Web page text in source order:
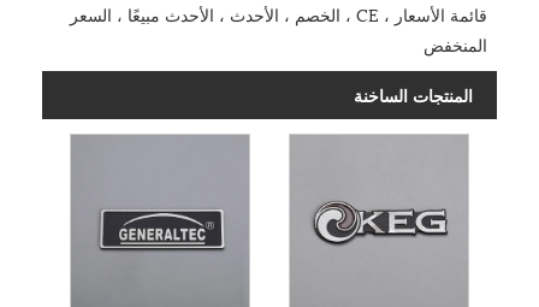
قائمة الأسعار ، CE ، الخصم ، الأحدث ، الأحدث مبيعًا ، السعر
المنخفض
المنتجات الساخنة